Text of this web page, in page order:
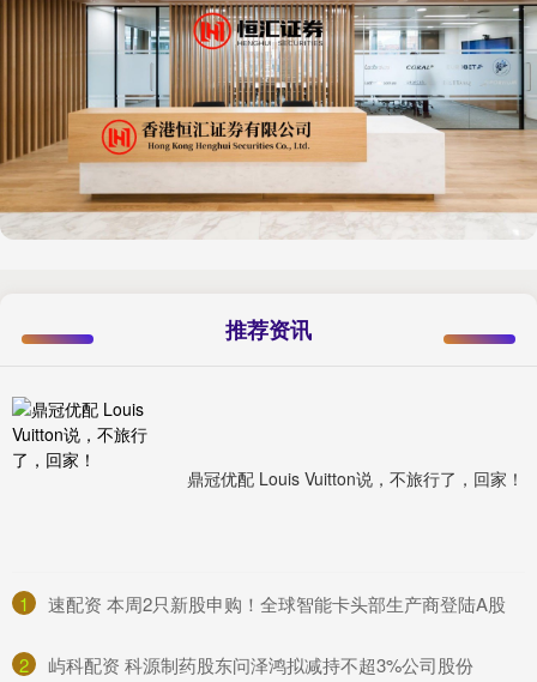
推荐资讯
鼎冠优配 Louis Vuitton说，不旅行了，回家！
1 ​速配资 本周2只新股申购！全球智能卡头部生产商登陆A股
2 ​屿科配资 科源制药股东问泽鸿拟减持不超3%公司股份